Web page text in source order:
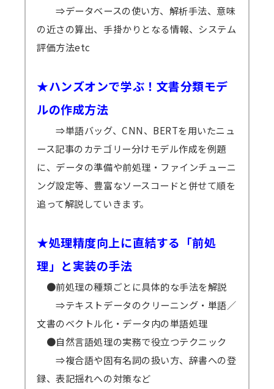
⇒データベースの使い方、解析手法、意味
の近さの算出、手掛かりとなる情報、システム
評価方法etc
★ハンズオンで学ぶ！文書分類モデ
ルの作成方法
⇒単語バッグ、CNN、BERTを用いたニュ
ース記事のカテゴリー分けモデル作成を例題
に、データの準備や前処理・ファインチューニ
ング設定等、豊富なソースコードと併せて順を
追って解説していきます。
★処理精度向上に直結する「前処
理」と実装の手法
●前処理の種類ごとに具体的な手法を解説
⇒テキストデータのクリーニング・単語／
文書のベクトル化・データ内の単語処理
●自然言語処理の実務で役立つテクニック
⇒複合語や固有名詞の扱い方、辞書への登
録、表記揺れへの対策など